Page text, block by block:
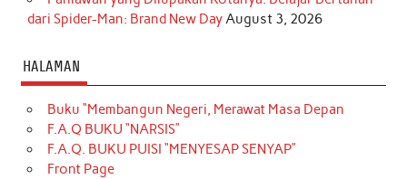
dari Spider-Man: Brand New DayAugust 3, 2026
HALAMAN
Buku “Membangun Negeri, Merawat Masa Depan
F.A.Q BUKU “NARSIS”
F.A.Q. BUKU PUISI “MENYESAP SENYAP”
Front Page